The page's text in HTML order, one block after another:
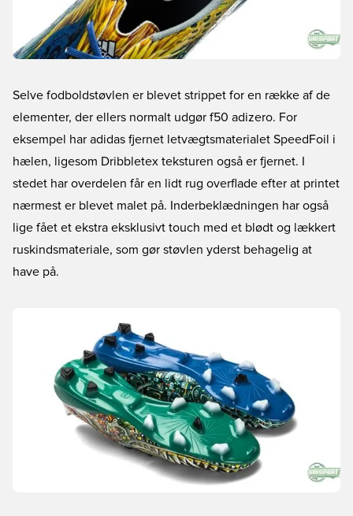
Selve fodboldstøvlen er blevet strippet for en række af de
elementer, der ellers normalt udgør f50 adizero. For
eksempel har adidas fjernet letvægtsmaterialet SpeedFoil i
hælen, ligesom Dribbletex teksturen også er fjernet. I
stedet har overdelen får en lidt rug overflade efter at printet
nærmest er blevet malet på. Inderbeklædningen har også
lige fået et ekstra eksklusivt touch med et blødt og lækkert
ruskindsmateriale, som gør støvlen yderst behagelig at
have på.